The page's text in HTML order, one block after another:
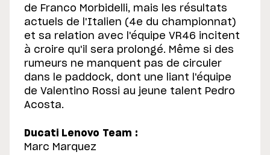
de Franco Morbidelli, mais les résultats
actuels de l'Italien (4e du championnat)
et sa relation avec l'équipe VR46 incitent
à croire qu'il sera prolongé. Même si des
rumeurs ne manquent pas de circuler
dans le paddock, dont une liant l'équipe
de Valentino Rossi au jeune talent Pedro
Acosta.
Ducati Lenovo Team :
Marc Marquez